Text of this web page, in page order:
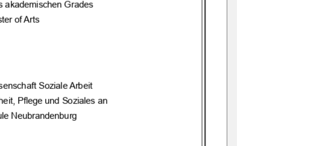
akademischen Grades
of Arts
Soziale Arbeit
Pflege und Soziales an
Neubrandenburg